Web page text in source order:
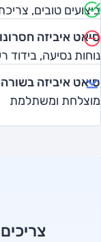
ביצועים טובים,
סיאט איביזה
נוחות נסיעה, בידוד
סיאט איביזה
מוצלחת ומשתלמת